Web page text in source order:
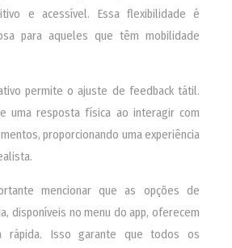
e acessível. Essa flexibilidade é
para aqueles que têm mobilidade
permite o ajuste de feedback tátil.
uma resposta física ao interagir com
proporcionando uma experiência
mencionar que as opções de
disponíveis no menu do app, oferecem
rápida. Isso garante que todos os